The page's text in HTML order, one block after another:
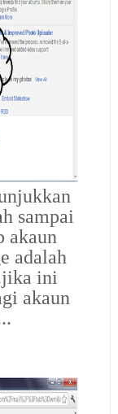
sampai
akaun
adalah
ini
akaun